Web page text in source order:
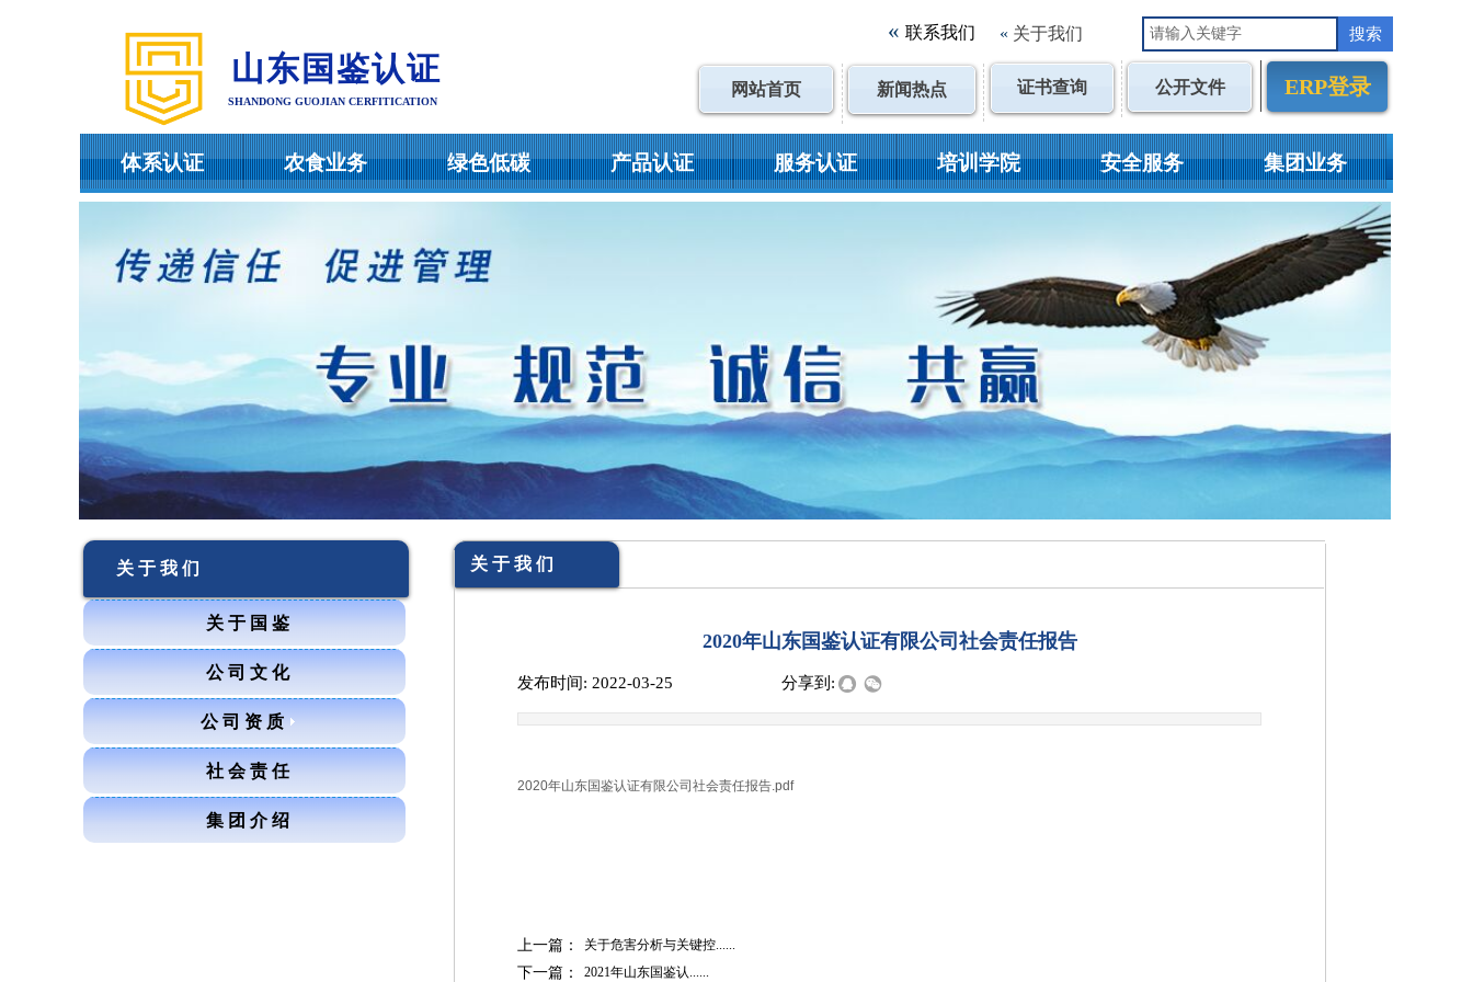
« 联系我们 搜索
« 关于我们
山东国鉴认证 ERP登录
公开文件
证书查询
网站首页 新闻热点
SHANDONG GUOJIAN CERFITICATION
体系认证 农食业务 绿色低碳 产品认证 服务认证 培训学院 安全服务 集团业务
关 于 我 们 关 于 我 们
关 于 国 鉴
公 司 文 化
公 司 资 质
社 会 责 任
集 团 介 绍
2020年山东国鉴认证有限公司社会责任报告
发布时间: 2022-03-25 分享到:
2020年山东国鉴认证有限公司社会责任报告.pdf
上一篇： 关于危害分析与关键控......
下一篇： 2021年山东国鉴认......